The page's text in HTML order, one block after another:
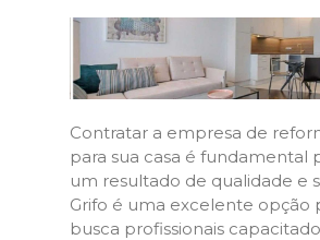
Contratar a empresa de
para sua casa é fundamental
um resultado de qualidade e
Grifo é uma excelente opção
busca profissionais